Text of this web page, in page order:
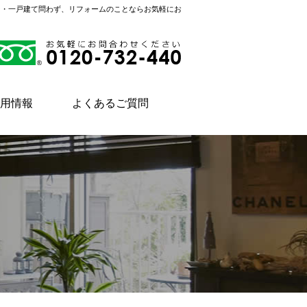
一戸建て問わず、リフォームのことならお気軽にお
情報 よくあるご質問